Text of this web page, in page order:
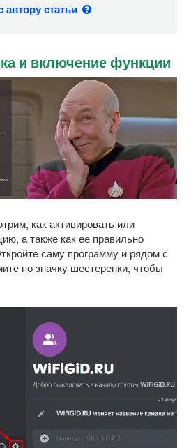
автору статьи
и включение функции
как активировать или
а также как ее правильно
саму программу и рядом с
по значку шестеренки, чтобы